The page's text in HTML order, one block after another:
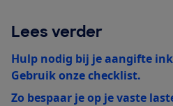
Lees verder
Hulp nodig bij je aangifte
Gebruik onze checklist.
Zo bespaar je op je vaste